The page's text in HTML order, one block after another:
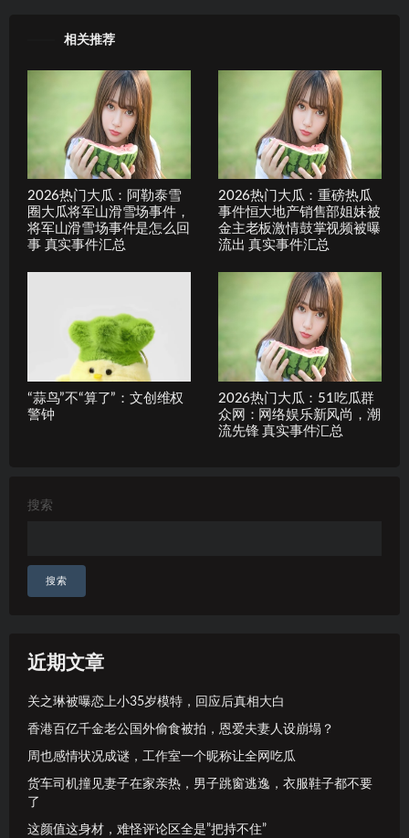
相关推荐
2026热门大瓜：阿勒泰雪
圈大瓜将军山滑雪场事件，
将军山滑雪场事件是怎么回
事 真实事件汇总
2026热门大瓜：重磅热瓜
事件恒大地产销售部姐妹被
金主老板激情鼓掌视频被曝
流出 真实事件汇总
“蒜鸟”不“算了”：文创维权
警钟
2026热门大瓜：51吃瓜群
众网：网络娱乐新风尚，潮
流先锋 真实事件汇总
搜索
搜索
近期文章
关之琳被曝恋上小35岁模特，回应后真相大白
香港百亿千金老公国外偷食被拍，恩爱夫妻人设崩塌？
周也感情状况成谜，工作室一个昵称让全网吃瓜
货车司机撞见妻子在家亲热，男子跳窗逃逸，衣服鞋子都不要
了
这颜值这身材，难怪评论区全是”把持不住”